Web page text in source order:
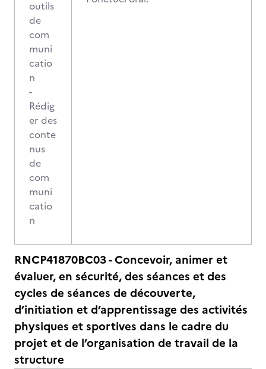
outils
de
com
muni
catio
n
-
Rédig
er des
conte
nus
de
com
muni
catio
n
RNCP41870BC03 - Concevoir, animer et
évaluer, en sécurité, des séances et des
cycles de séances de découverte,
d’initiation et d’apprentissage des activités
physiques et sportives dans le cadre du
projet et de l’organisation de travail de la
structure